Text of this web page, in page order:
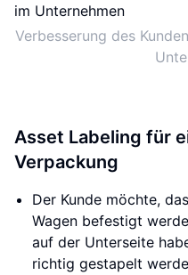
Verbesserung des
Asset Labeling für
Verpackung
Der Kunde möchte,
Wagen befestigt
auf der Unterseite
richtig gestapelt